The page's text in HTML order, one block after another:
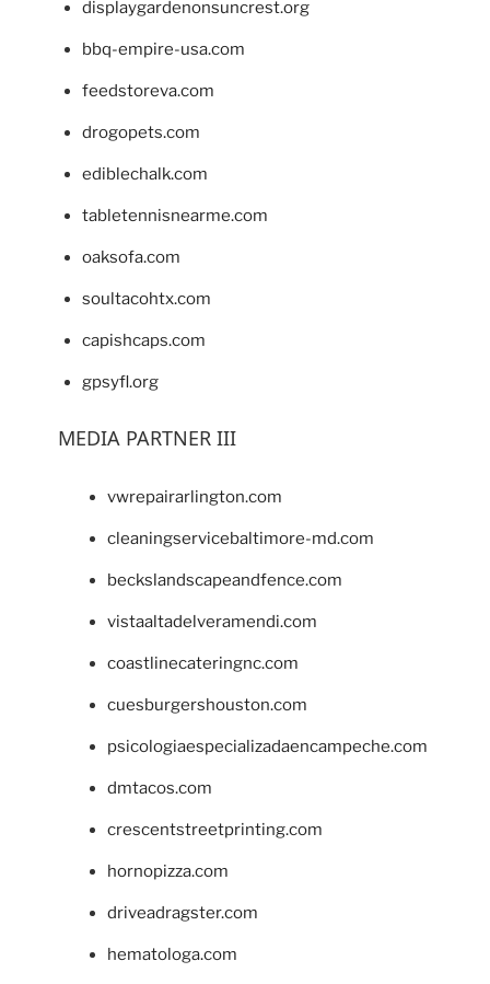
displaygardenonsuncrest.org
bbq-empire-usa.com
feedstoreva.com
drogopets.com
ediblechalk.com
tabletennisnearme.com
oaksofa.com
soultacohtx.com
capishcaps.com
gpsyfl.org
MEDIA PARTNER III
vwrepairarlington.com
cleaningservicebaltimore-md.com
beckslandscapeandfence.com
vistaaltadelveramendi.com
coastlinecateringnc.com
cuesburgershouston.com
psicologiaespecializadaencampeche.com
dmtacos.com
crescentstreetprinting.com
hornopizza.com
driveadragster.com
hematologa.com